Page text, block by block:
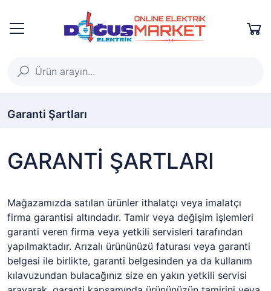
Garanti Şartları
GARANTİ ŞARTLARI
Mağazamızda satılan ürünler ithalatçı veya imalatçı
firma garantisi altındadır. Tamir veya değişim işlemleri
garanti veren firma veya yetkili servisleri tarafından
yapılmaktadır. Arızalı ürününüzü faturası veya garanti
belgesi ile birlikte, garanti belgesinden ya da kullanım
kılavuzundan bulacağınız size en yakın yetkili servisi